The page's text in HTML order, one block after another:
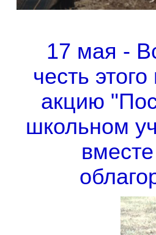
17 мая -
честь
акцию
школьном